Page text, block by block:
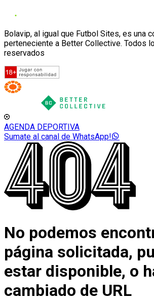
Bolavip, al igual que Futbol Sites, es una
perteneciente a Better Collective. Todos
reservados
AGENDA DEPORTIVA
Sumate al canal de WhatsApp!
No podemos
página solicitada,
estar disponible, o
cambiado de URL